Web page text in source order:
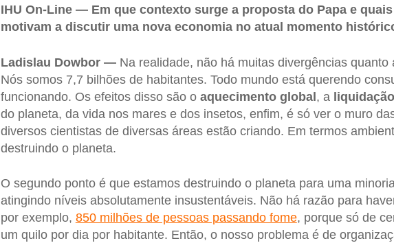
IHU On-Line — Em que contexto surge a proposta do Papa e
motivam a discutir uma nova economia no atual momento
Ladislau Dowbor —Na realidade, não há muitas divergências quanto
Nós somos 7,7 bilhões de habitantes. Todo mundo está querendo
funcionando. Os efeitos disso são o aquecimento global, a
do planeta, da vida nos mares e dos insetos, enfim, é só ver o muro
diversos cientistas de diversas áreas estão criando. Em termos
destruindo o planeta.
O segundo ponto é que estamos destruindo o planeta para uma
atingindo níveis absolutamente insustentáveis. Não há razão para
por exemplo, 850 milhões de pessoas passando fome, porque só de
um quilo por dia por habitante. Então, o nosso problema é de